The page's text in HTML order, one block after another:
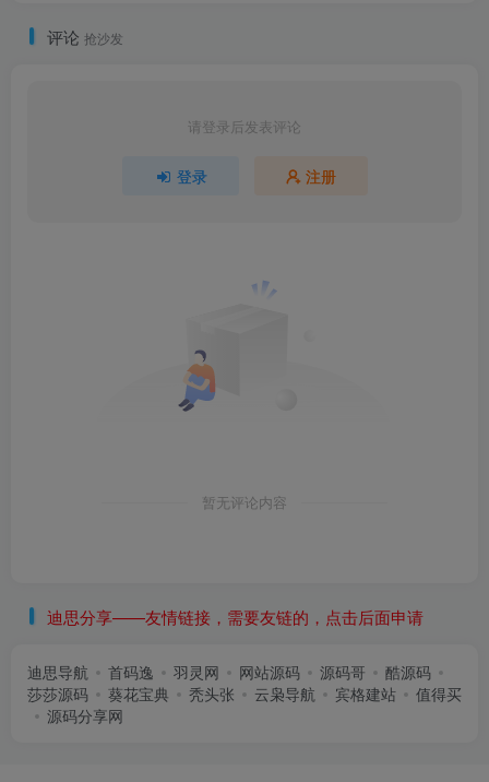
评论 抢沙发
请登录后发表评论
登录 注册
暂无评论内容
迪思分享——友情链接，需要友链的，点击后面申请
迪思导航 首码逸 羽灵网 网站源码 源码哥
酷源码
莎莎源码
葵花宝典 秃头张 云枭导航 宾格建站
值得买
源码分享网